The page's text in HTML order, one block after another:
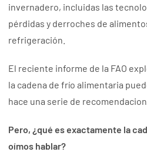
invernadero, incluidas las
pérdidas y derroches de
refrigeración.
El reciente informe de la FAO
la cadena de frío alimentaria
hace una serie de
Pero, ¿qué es exactamente la
oímos hablar?